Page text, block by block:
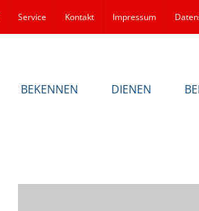
Service Kontakt Impressum
BEKENNEN DIENEN